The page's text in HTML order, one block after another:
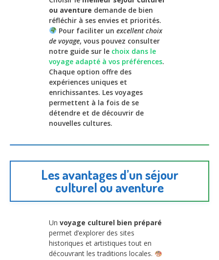
ou aventure demande de bien
réfléchir à ses envies et priorités.
Pour faciliter un excellent choix
de voyage, vous pouvez consulter
notre guide sur le choix dans le
voyage adapté à vos préférences.
Chaque option offre des
expériences uniques et
enrichissantes. Les voyages
permettent à la fois de se
détendre et de découvrir de
nouvelles cultures.
Les avantages d’un séjour
culturel ou aventure
Un voyage culturel bien préparé
permet d’explorer des sites
historiques et artistiques tout en
découvrant les traditions locales.